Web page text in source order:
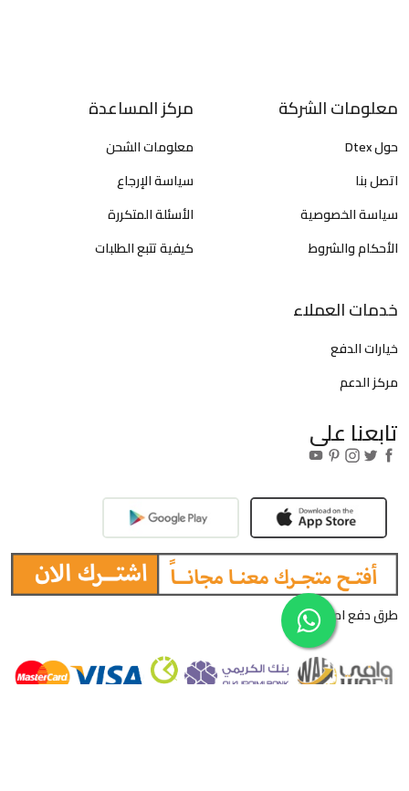
معلومات الشركة
حول Dtex
اتصل بنا
سياسة الخصوصية
الأحكام والشروط
مركز المساعدة
معلومات الشحن
سياسة الإرجاع
الأسئلة المتكررة
كيفية تتبع الطلبات
خدمات العملاء
خيارات الدفع
مركز الدعم
تابعنا على
طرق دفع امنة